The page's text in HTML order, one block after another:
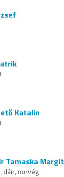
Katalin
Tamaska Margit
dán, norvég